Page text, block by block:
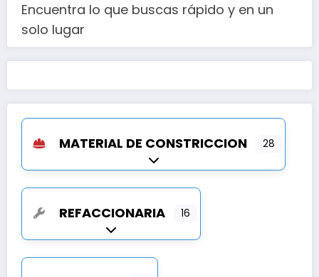
Encuentra lo que buscas rápido y en un
solo lugar
MATERIAL DE CONSTRICCION 28
Expandir sub-categorías
REFACCIONARIA 16
Expandir sub-categorías